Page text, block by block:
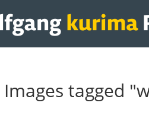
Images tagged